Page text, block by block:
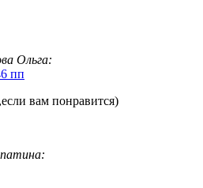
Ольга:
пп
вам понравится)